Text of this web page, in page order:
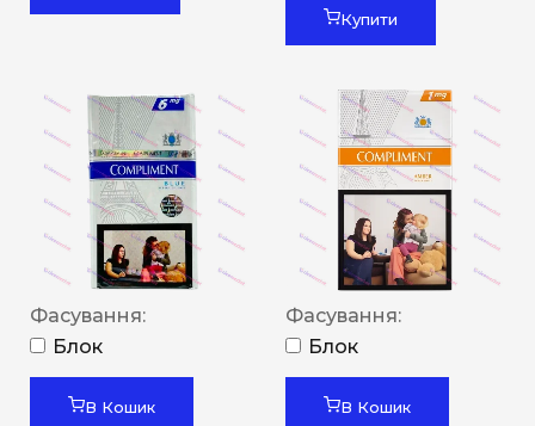
Купити
Фасування:
Блок
В Кошик
Фасування:
Блок
В Кошик